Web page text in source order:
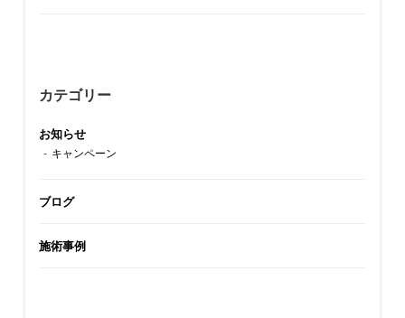
カテゴリー
お知らせ
キャンペーン
ブログ
施術事例